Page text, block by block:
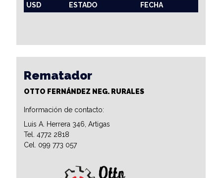
USD ESTADO FECHA
Rematador
OTTO FERNÁNDEZ NEG. RURALES
Información de contacto:
Luis A. Herrera 346, Artigas
Tel. 4772 2818
Cel. 099 773 057